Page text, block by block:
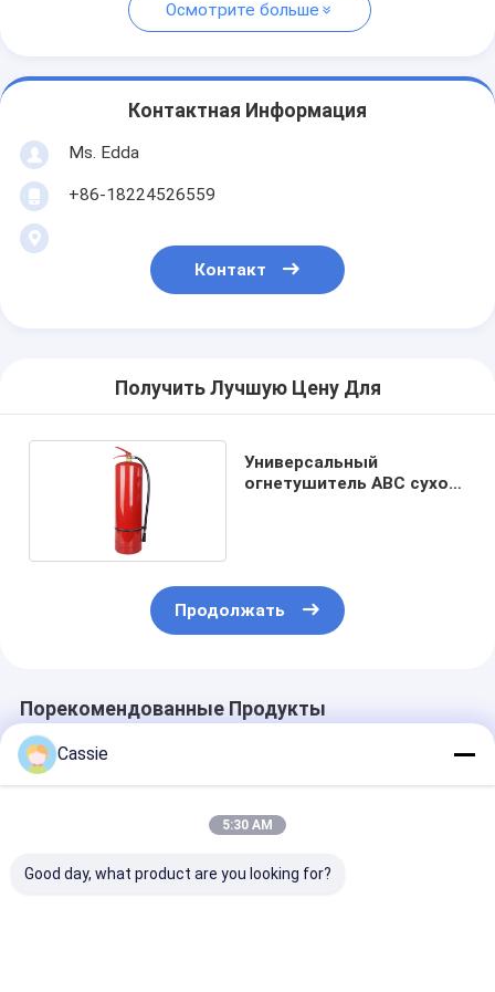
Осмотрите больше
Контактная Информация
Ms. Edda
+86-18224526559
Контакт
Получить Лучшую Цену Для
Универсальный
огнетушитель ABC сухой
Продолжать
Порекомендованные Продукты
Cassie
5:30 AM
Good day, what product are you looking for?